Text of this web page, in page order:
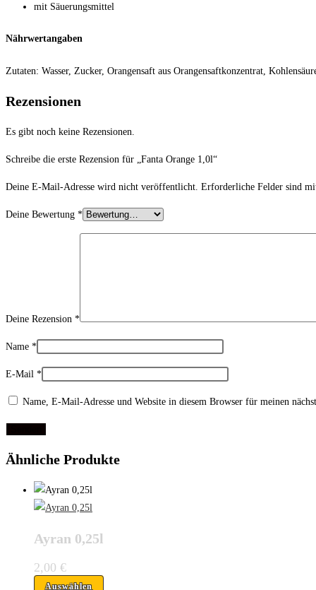
mit Säuerungsmittel
Nährwertangaben
Zutaten: Wasser, Zucker, Orangensaft aus Orangensaftkonzentrat,
Rezensionen
Es gibt noch keine Rezensionen.
Schreibe die erste Rezension für „Fanta Orange 1,0l“
Deine E-Mail-Adresse wird nicht veröffentlicht. Erforderliche Felder sind
Deine Bewertung *
Deine Rezension *
Name *
E-Mail *
Name, E-Mail-Adresse und Website in diesem Browser für meinen
Ähnliche Produkte
Ayran 0,25l
2,00 €
Auswählen